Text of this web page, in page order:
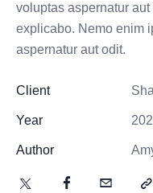
voluptas aspernatur
explicabo. Nemo enim
aspernatur aut odit.
Client
Year
Author